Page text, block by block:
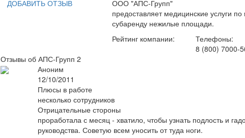
ДОБАВИТЬ ОТЗЫВ
ООО "АПС-Групп"
предоставляет медицинские услуги
субаренду нежилые площади.
Рейтинг компании:
Телефоны:
8 (800) 7000-
Отзывы об АПС-Групп 2
Аноним
12/10/2011
Плюсы в работе
несколько сотрудников
Отрицательные стороны
проработала с месяц - хватило, чтобы узнать подлость и
руководства. Советую всем уносить от туда ноги.